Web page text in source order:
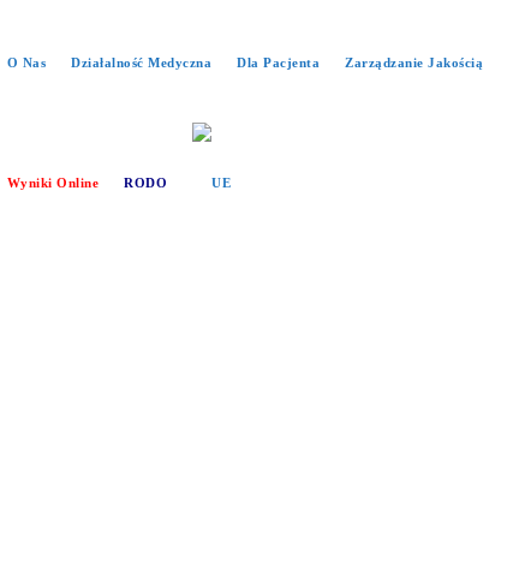
O Nas Działalność Medyczna Dla Pacjenta Zarządzanie Jakością
Wyniki Online RODO